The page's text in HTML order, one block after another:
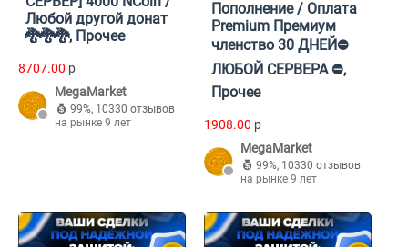
Любой другой донат
🐉🐉🐉, Прочее
8707.00 p
MegaMarket
99%, 10330 отзывов
на рынке 9 лет
Пополнение / Оплата
Premium Премиум
членство 30 ДНЕЙ⛔
ЛЮБОЙ СЕРВЕРА ⛔,
Прочее
1908.00 p
MegaMarket
99%, 10330 отзывов
на рынке 9 лет